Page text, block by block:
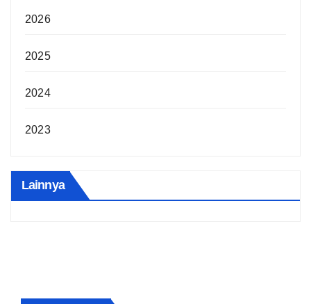
2026
2025
2024
2023
Lainnya